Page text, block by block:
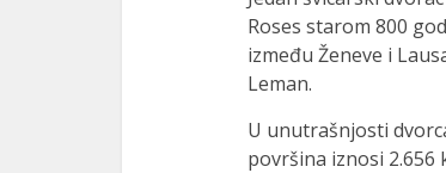
Roses starom 800
između Ženeve i
Leman.
U unutrašnjosti
površina iznosi